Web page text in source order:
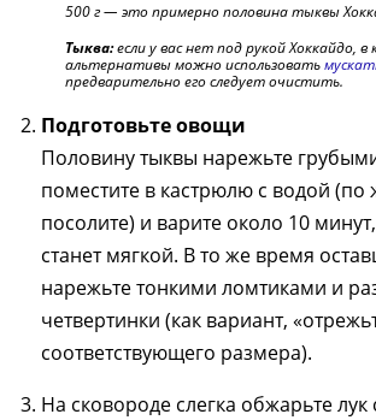
500 г — это примерно половина тыквы
Тыква:если у вас нет под рукой Хоккайдо, в
альтернативы можно использовать
предварительно его следует очистить.
Подготовьте овощи
Половину тыквы нарежьте
поместите в кастрюлю с водой (по
посолите) и варите около 10
станет мягкой. В то же время
нарежьте тонкими ломтиками и
четвертинки (как вариант,
соответствующего размера).
На сковороде слегка обжарьте